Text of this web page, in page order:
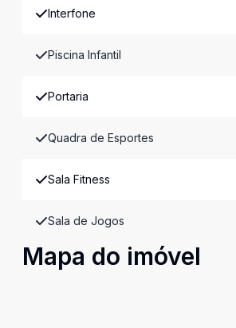
Interfone
Piscina Infantil
Portaria
Quadra de Esportes
Sala Fitness
Sala de Jogos
Mapa do imóvel